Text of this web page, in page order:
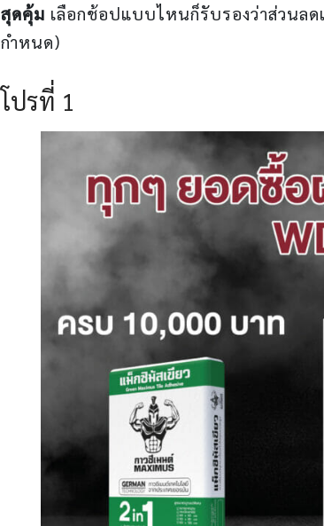
สุดคุ้ม เลือกช้อปแบบไหนก็รับรองว่าส่วนล
กำหนด)
โปรที่ 1